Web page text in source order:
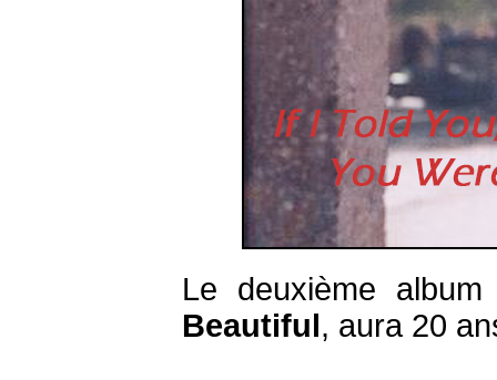
Le deuxième
Beautiful, aura 20